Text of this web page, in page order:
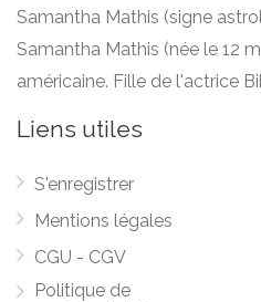
Samantha Mathis (signe
Samantha Mathis (née le 12
américaine. Fille de l'actrice
Liens utiles
S'enregistrer
Mentions légales
CGU - CGV
Politique de